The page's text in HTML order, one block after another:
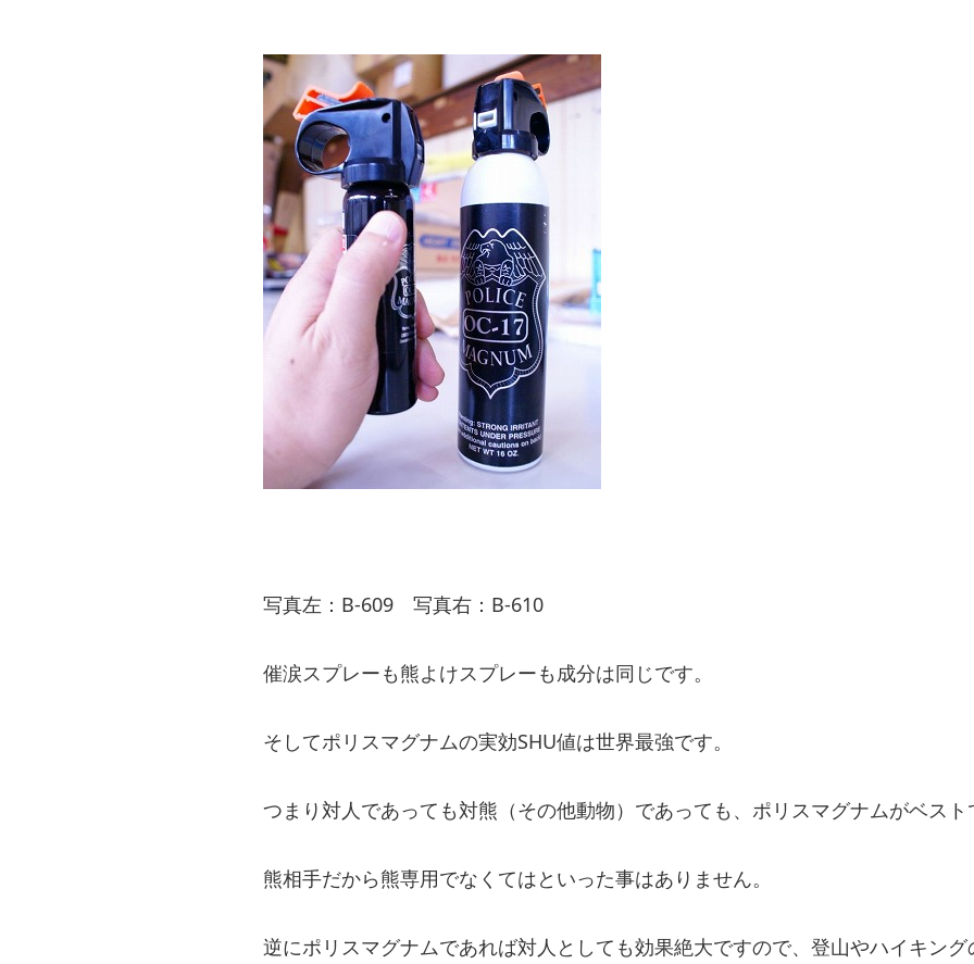
写真左：B-609 写真右：B-610
催涙スプレーも熊よけスプレーも成分は同じです。
そしてポリスマグナムの実効SHU値は世界最強です。
つまり対人であっても対熊（その他動物）であっても、ポリスマグナムがベスト
熊相手だから熊専用でなくてはといった事はありません。
逆にポリスマグナムであれば対人としても効果絶大ですので、登山やハイキン